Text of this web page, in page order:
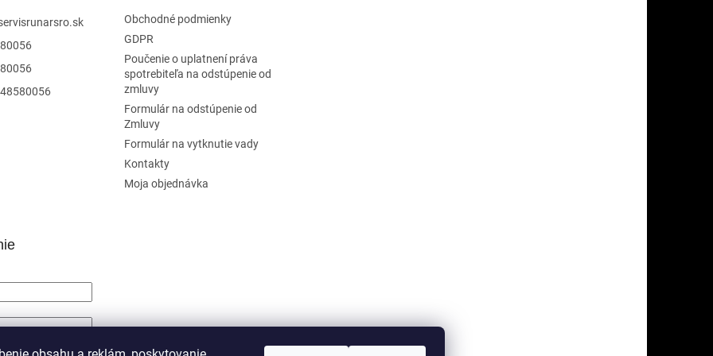
Obchodné podmienky
GDPR
Poučenie o uplatnení práva
spotrebiteľa na odstúpenie od
zmluvy
Formulár na odstúpenie od
Zmluvy
Formulár na vytknutie vady
Kontakty
Moja objednávka
SA